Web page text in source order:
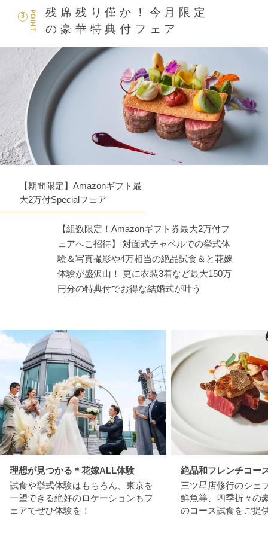
POINT
3
残席残り僅か！今月限定
の豪華特典付フェア
【期間限定】Amazonギフト最
大2万付Specialフェア
【組数限定！Amazonギフト券最大2万付フ
ェアへご招待】 対面式チャペルでの挙式体
験＆写真撮影や4万相当の絶品試食＆と花嫁
体験が盛沢山！ 更に衣装3着など最大150万
円分の特典付でお得な結婚式が叶う
理想が見つかる＊花嫁ALL体験
試食や挙式体験はもちろん、東京を
一望できる絶好のロケーションもフ
ェアでぜひ体験を！
絶品和フレンチコー
三ツ星店修行のシェ
鮮魚等、四季折々の
のコース試食をご提